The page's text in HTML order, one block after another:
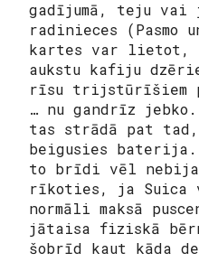
gadījumā, teju vai
radinieces (Pasmo
kartes var lietot,
aukstu kafiju
rīsu trijstūrīšiem
… nu gandrīz
tas strādā pat
beigusies
to brīdi vēl
rīkoties, ja Suica
normāli maksā
jātaisa fiziskā
šobrīd kaut kāda